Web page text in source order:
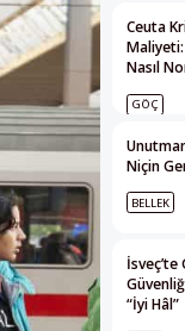
Ceuta
Maliyeti:
Nasıl
GÖÇ
Niçin
BELLEK
“İyi Hâl”